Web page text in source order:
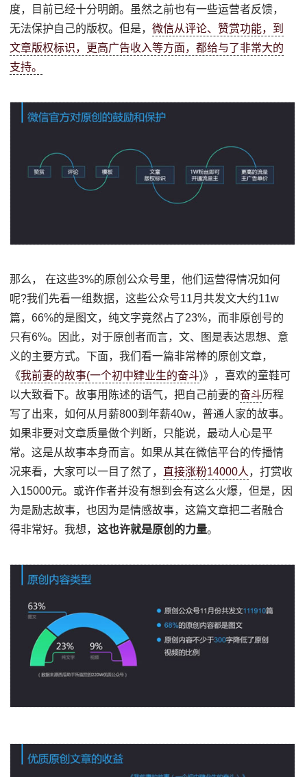
度，目前已经十分明朗。虽然之前也有一些运营者反馈，
无法保护自己的版权。但是，微信从评论、赞赏功能，到
文章版权标识，更高广告收入等方面，都给与了非常大的
支持。
那么， 在这些3%的原创公众号里，他们运营得情况如何
呢?我们先看一组数据，这些公众号11月共发文大约11w
篇，66%的是图文，纯文字竟然占了23%，而非原创号的
只有6%。因此，对于原创者而言，文、图是表达思想、意
义的主要方式。下面，我们看一篇非常棒的原创文章，
《我前妻的故事(一个初中肄业生的奋斗)》，喜欢的童鞋可
以大致看下。故事用陈述的语气，把自己前妻的奋斗历程
写了出来，如何从月薪800到年薪40w，普通人家的故事。
如果非要对文章质量做个判断，只能说，最动人心是平
常。这是从故事本身而言。如果从其在微信平台的传播情
况来看，大家可以一目了然了， 直接涨粉14000人 ，打赏收
入15000元。或许作者并没有想到会有这么火爆，但是，因
为是励志故事，也因为是情感故事，这篇文章把二者融合
得非常好。我想，这也许就是原创的力量。